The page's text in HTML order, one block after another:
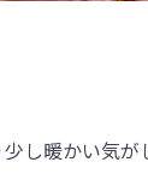
少し暖かい気